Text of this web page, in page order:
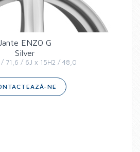
ENZO G
Silver
/ 71,6 / 6J x 15H2 / 48,0
NE